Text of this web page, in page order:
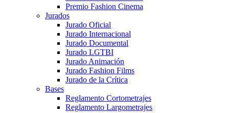
Premio Fashion Cinema
Jurados
Jurado Oficial
Jurado Internacional
Jurado Documental
Jurado LGTBI
Jurado Animación
Jurado Fashion Films
Jurado de la Crítica
Bases
Reglamento Cortometrajes
Reglamento Largometrajes